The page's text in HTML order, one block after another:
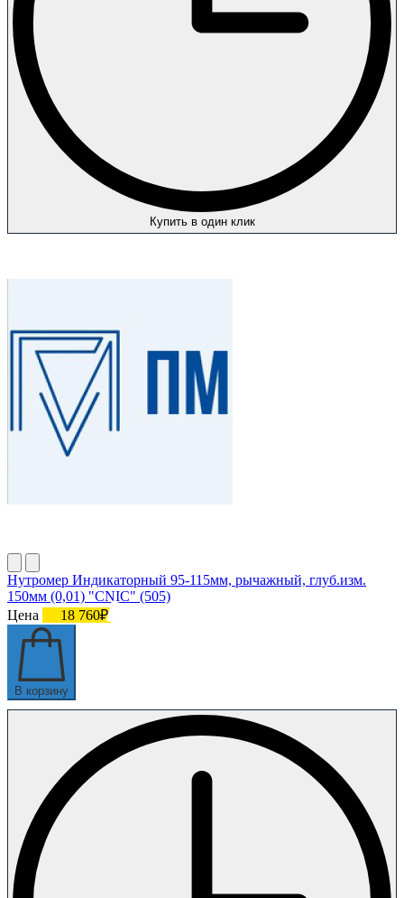
Купить в один клик
Нутромер Индикаторный 95-115мм, рычажный, глуб.изм.
150мм (0,01) "CNIC" (505)
Цена
18 760₽
В корзину